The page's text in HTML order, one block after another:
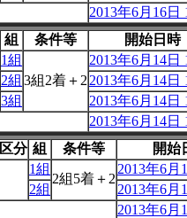
2013年6月16日
組 条件等
開始日時
1組
3組2着＋2
2013年6月14日
2組
2013年6月14日
3組
2013年6月14日
2013年6月14日
分 組 条件等
開始
1組
2組5着＋2
2013年6月
2組
2013年6月
2013年6月